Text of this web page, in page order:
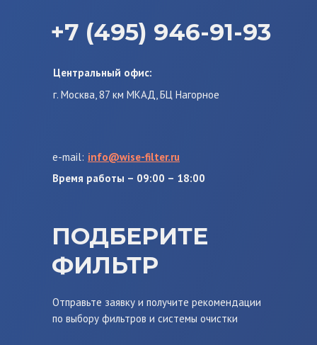
Центральный офис:
+7 (495) 946-91-93
ПОДБЕРИТЕ
ФИЛЬТР
Отправьте заявку и получите рекомендации
по выбору фильтров и системы очистки
info@wise-filter.ru
e-mail:
Время работы – 09:00 – 18:00
г. Москва, 87 км МКАД, БЦ Нагорное